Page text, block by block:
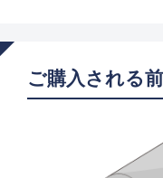
ご購入される